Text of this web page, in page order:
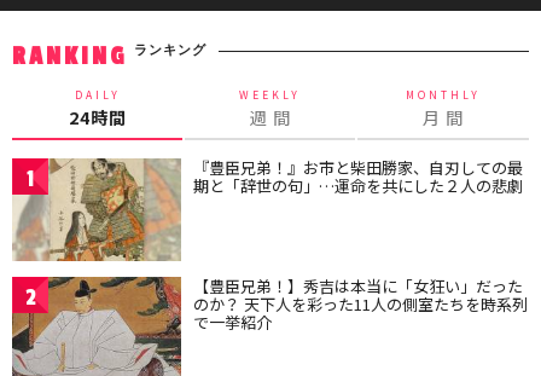
RANKING ランキング
DAILY
24時間
WEEKLY
週 間
MONTHLY
月 間
1 『豊臣兄弟！』お市と柴田勝家、自刃しての最
期と「辞世の句」…運命を共にした２人の悲劇
2 【豊臣兄弟！】秀吉は本当に「女狂い」だった
のか？ 天下人を彩った11人の側室たちを時系列
で一挙紹介